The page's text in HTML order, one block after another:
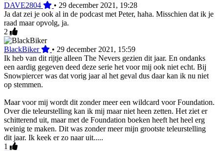
DAVE2804 • 29 december 2021, 19:28
Ja dat zei je ook al in de podcast met Peter, haha. Misschien dat ik je
raad maar opvolg, ja.
2
BlackBiker • 29 december 2021, 15:59
Ik heb van dit rijtje alleen The Nevers gezien dit jaar. En ondanks
een aardig gegeven deed deze serie het voor mij ook niet echt. Bij
Snowpiercer was dat vorig jaar al het geval dus daar kan ik nu niet
op stemmen.
Maar voor mij wordt dit zonder meer een wildcard voor Foundation.
Over die teleurstelling kan ik mij maar niet heen zetten. Het ziet er
schitterend uit, maar met de Foundation boeken heeft het heel erg
weinig te maken. Dit was zonder meer mijn grootste teleurstelling
dit jaar. Ik keek er zo naar uit.....
1